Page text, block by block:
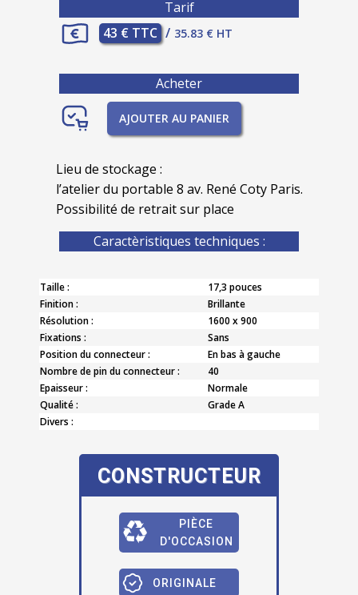
Tarif
43 € TTC / 35.83 € HT
Acheter
AJOUTER AU PANIER
Lieu de stockage :
l’atelier du portable 8 av. René Coty Paris.
Possibilité de retrait sur place
Caractèristiques techniques :
Taille :
17,3 pouces
Finition :
Brillante
Résolution :
1600 x 900
Fixations :
Sans
Position du connecteur :
En bas à gauche
Nombre de pin du connecteur :
40
Epaisseur :
Normale
Qualité :
Grade A
Divers :
CONSTRUCTEUR
PIÈCE
D'OCCASION
ORIGINALE